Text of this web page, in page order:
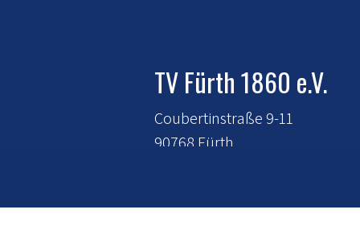
TV Fürth 1860 e.V.
Coubertinstraße 9-11
90768 Fürth